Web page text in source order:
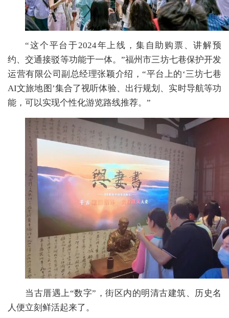
“这个平台于2024年上线，集自助购票、讲解预
约、交通接驳等功能于一体。”福州市三坊七巷保护开发
运营有限公司副总经理张颖介绍，“平台上的‘三坊七巷
AI文旅地图’集合了视听体验、出行规划、实时导航等功
能，可以实现个性化游览路线推荐。”
当古厝遇上“数字”，街区内的明清古建筑、历史名
人便立刻鲜活起来了。